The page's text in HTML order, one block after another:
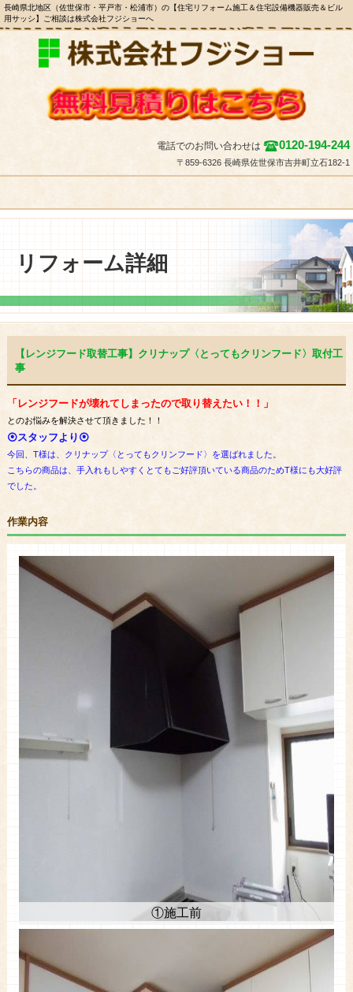
長崎県北地区（佐世保市・平戸市・松浦市）の【住宅リフォーム施工＆住宅設備機器販売＆ビル
用サッシ】ご相談は株式会社フジショーへ
電話でのお問い合わせは 0120-194-244
〒859-6326 長崎県佐世保市吉井町立石182-1
リフォーム詳細
【レンジフード取替工事】クリナップ〈とってもクリンフード〉取付工
事
「レンジフードが壊れてしまったので取り替えたい！！」
とのお悩みを解決させて頂きました！！
⦿スタッフより⦿
今回、T様は、クリナップ〈とってもクリンフード〉を選ばれました。
こちらの商品は、手入れもしやすくとてもご好評頂いている商品のためT様にも大好評
でした。
作業内容